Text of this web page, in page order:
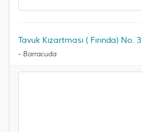
Tavuk Kızartması ( Fırında) No. 3
- Barracuda